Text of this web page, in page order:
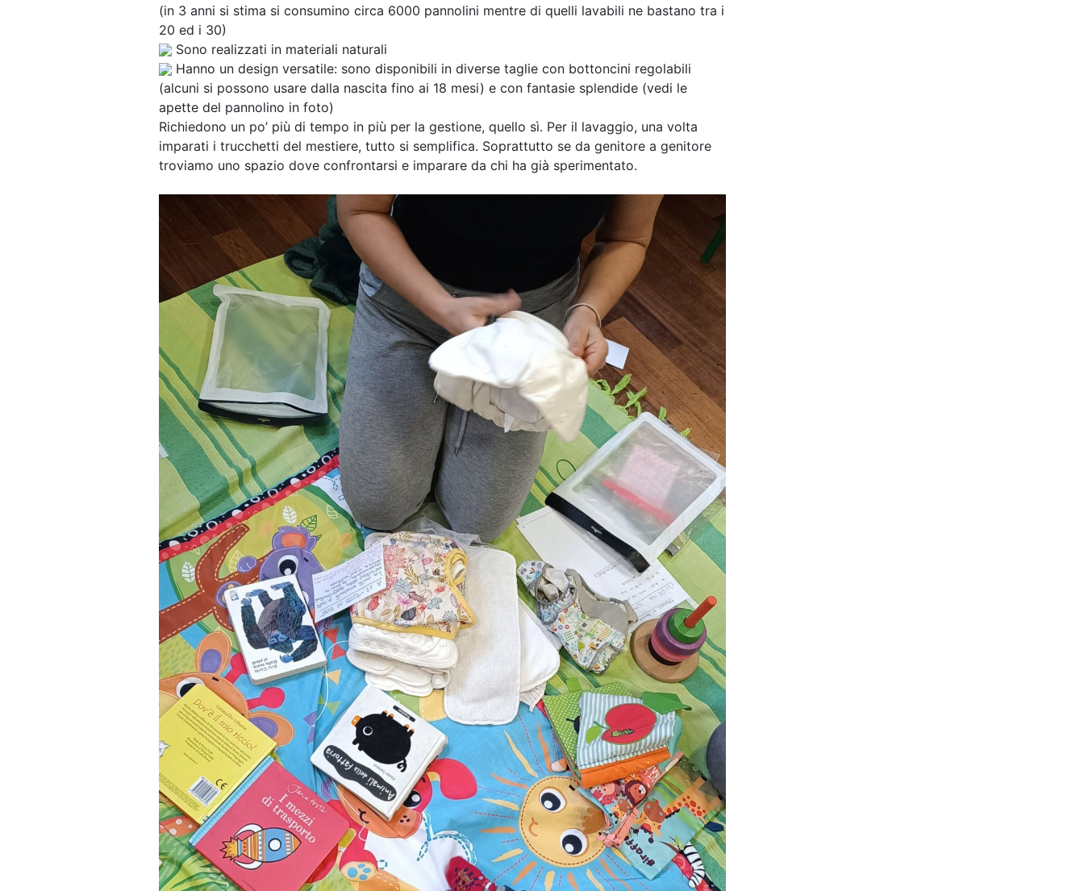
(in 3 anni si stima si consumino circa 6000 pannolini mentre di quelli lavabili ne bastano tra i
20 ed i 30)
Sono realizzati in materiali naturali
Hanno un design versatile: sono disponibili in diverse taglie con bottoncini regolabili
(alcuni si possono usare dalla nascita fino ai 18 mesi) e con fantasie splendide (vedi le
apette del pannolino in foto)
Richiedono un po’ più di tempo in più per la gestione, quello sì. Per il lavaggio, una volta
imparati i trucchetti del mestiere, tutto si semplifica. Soprattutto se da genitore a genitore
troviamo uno spazio dove confrontarsi e imparare da chi ha già sperimentato.